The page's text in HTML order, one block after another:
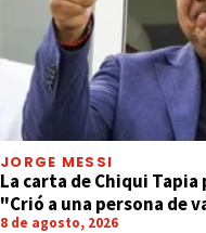
JORGE MESSI
La carta de Chiqui
"Crió a una persona de
8 de agosto, 2026